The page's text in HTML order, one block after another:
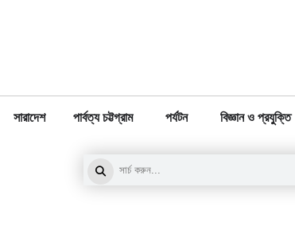
সারাদেশ পার্বত্য চট্টগ্রাম পর্যটন বিজ্ঞান ও প্রযুক্তি